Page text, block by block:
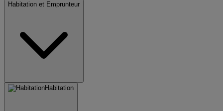
Habitation et Emprunteur
Habitation